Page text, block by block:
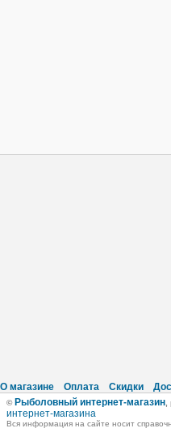
О магазине Оплата Скидки
© Рыболовный интернет-магазин
интернет-магазина
Вся информация на сайте носит